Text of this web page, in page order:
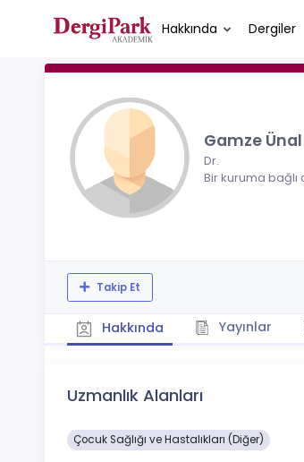
Hakkında Dergiler
Gamze Ünal
Dr.
Bir kuruma
Takip Et
Hakkında Yayınlar
Uzmanlık Alanları
Çocuk Sağlığı ve Hastalıkları (Diğer)